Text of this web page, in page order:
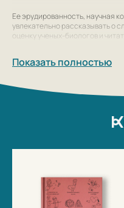
Ее эрудированность, научная
увлекательно рассказывать о
оценку ученых-биологов и
2.0" на телеканале Россия-2,
Писала для газеты "Троицкий
Аси, "Кто бы мог подумать! Как
получила в 2014 году премию
В настоящее время живёт и
Показать полностью